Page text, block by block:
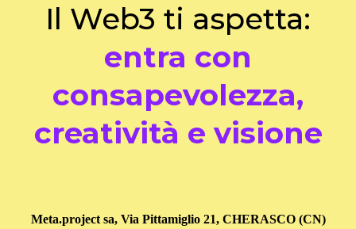
Il Web3 ti aspetta:
entra con
consapevolezza,
creatività e visione
Meta.project sa, Via Pittamiglio 21, CHERASCO (CN)